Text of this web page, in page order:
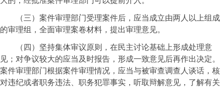
（三）案件审理部门受理案件后，应当成立由两人以上组成
的审理组，全面审理案卷材料，提出审理意见。
（四）坚持集体审议原则，在民主讨论基础上形成处理意
见；对争议较大的应当及时报告，形成一致意见后再作出决定。
案件审理部门根据案件审理情况，应当与被审查调查人谈话，核
对违纪或者职务违法、职务犯罪事实，听取辩解意见，了解有关